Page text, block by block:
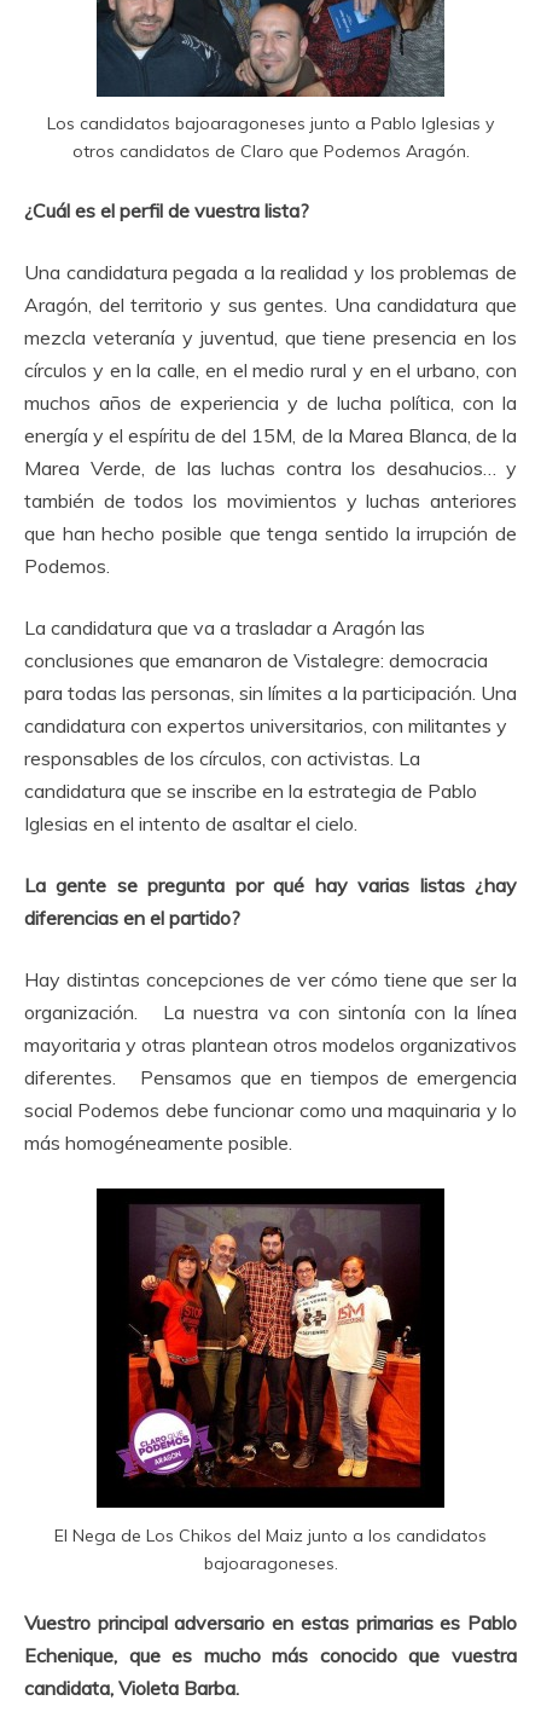
Los candidatos bajoaragoneses junto a Pablo Iglesias y
otros candidatos de Claro que Podemos Aragón.
¿Cuál es el perfil de vuestra lista?
Una candidatura pegada a la realidad y los problemas de
Aragón, del territorio y sus gentes. Una candidatura que
mezcla veteranía y juventud, que tiene presencia en los
círculos y en la calle, en el medio rural y en el urbano, con
muchos años de experiencia y de lucha política, con la
energía y el espíritu de del 15M, de la Marea Blanca, de la
Marea Verde, de las luchas contra los desahucios… y
también de todos los movimientos y luchas anteriores
que han hecho posible que tenga sentido la irrupción de
Podemos.
La candidatura que va a trasladar a Aragón las
conclusiones que emanaron de Vistalegre: democracia
para todas las personas, sin límites a la participación. Una
candidatura con expertos universitarios, con militantes y
responsables de los círculos, con activistas. La
candidatura que se inscribe en la estrategia de Pablo
Iglesias en el intento de asaltar el cielo.
La gente se pregunta por qué hay varias listas ¿hay
diferencias en el partido?
Hay distintas concepciones de ver cómo tiene que ser la
organización. La nuestra va con sintonía con la línea
mayoritaria y otras plantean otros modelos organizativos
diferentes. Pensamos que en tiempos de emergencia
social Podemos debe funcionar como una maquinaria y lo
más homogéneamente posible.
El Nega de Los Chikos del Maiz junto a los candidatos
bajoaragoneses.
Vuestro principal adversario en estas primarias es Pablo
Echenique, que es mucho más conocido que vuestra
candidata, Violeta Barba.